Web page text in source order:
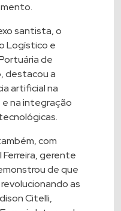
santista, o
Logístico e
de
destacou a
artificial na
na integração
com
gerente
de que
as
Citelli,